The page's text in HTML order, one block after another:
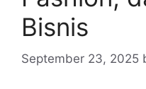
Bisnis
September 23, 2025